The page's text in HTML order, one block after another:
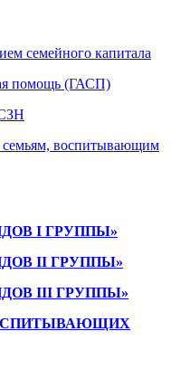
семейного капитала
помощь (ГАСП)
семьям, воспитывающим
I ГРУППЫ»
II ГРУППЫ»
III ГРУППЫ»